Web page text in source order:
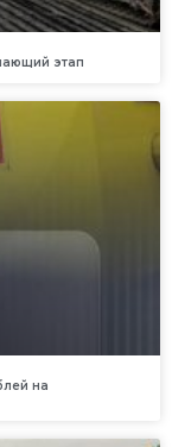
этап
на